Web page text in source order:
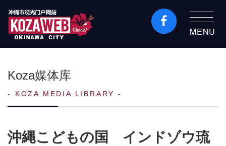
冲绳市旅游门户网站
MENU
Koza媒体库
KOZA MEDIA LIBRARY
沖縄こどもの国 インドゾウ琉